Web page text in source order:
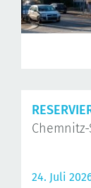
24. Juli